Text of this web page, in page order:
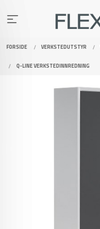
innholdet
FORSIDE VERKSTEDUTSTYR
Q-LINE VERKSTEDINNREDNING